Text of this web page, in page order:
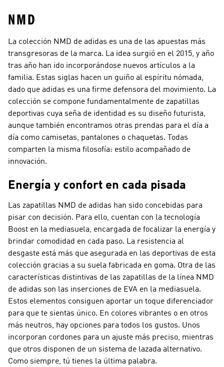
NMD
La colección NMD de adidas es una de las apuestas más
transgresoras de la marca. La idea surgió en el 2015, y año
tras año han ido incorporándose nuevos artículos a la
familia. Estas siglas hacen un guiño al espíritu nómada,
dado que adidas es una firme defensora del movimiento. La
colección se compone fundamentalmente de zapatillas
deportivas cuya seña de identidad es su diseño futurista,
aunque también encontramos otras prendas para el día a
día como camisetas, pantalones o chaquetas. Todas
comparten la misma filosofía: estilo acompañado de
innovación.
Energía y confort en cada pisada
Las zapatillas NMD de adidas han sido concebidas para
pisar con decisión. Para ello, cuentan con la tecnología
Boost en la mediasuela, encargada de focalizar la energía y
brindar comodidad en cada paso. La resistencia al
desgaste está más que asegurada en las deportivas de esta
colección gracias a su suela fabricada en goma. Otra de las
características distintivas de las zapatillas de la línea NMD
de adidas son las inserciones de EVA en la mediasuela.
Estos elementos consiguen aportar un toque diferenciador
para que te sientas único. En colores vibrantes o en otros
más neutros, hay opciones para todos los gustos. Unos
incorporan cordones para un ajuste más preciso, mientras
que otros disponen de un sistema de lazada alternativo.
Como siempre, tú tienes la última palabra.